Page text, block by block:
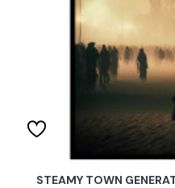
STEAMY TOWN